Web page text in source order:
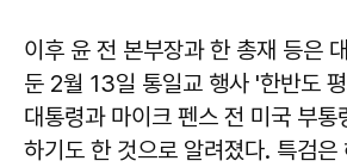
이후 윤 전 본부장과 한 총재 등은
둔 2월 13일 통일교 행사 '한반도
대통령과 마이크 펜스 전 미국 부통
하기도 한 것으로 알려졌다. 특검은